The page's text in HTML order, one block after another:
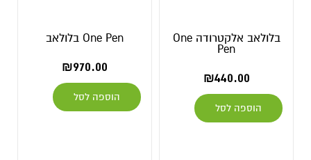
בלולאב אלקטרודה One
Pen
₪440.00
הוספה לסל
One Pen בלולאב
₪970.00
הוספה לסל